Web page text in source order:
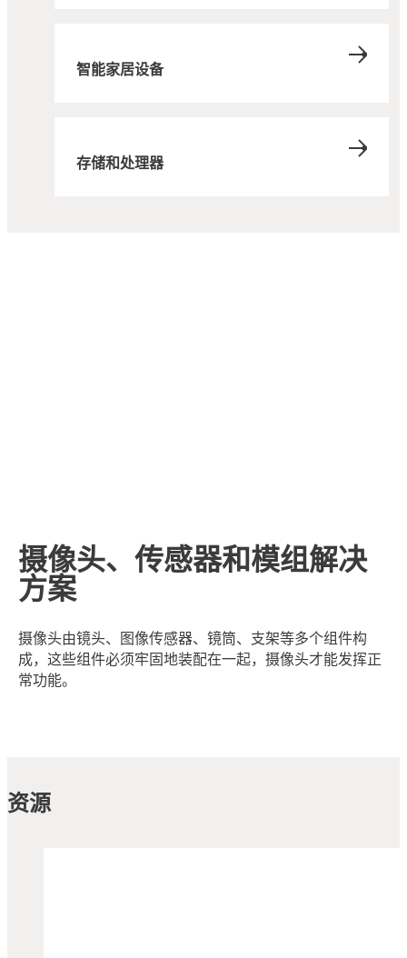
智能家居设备
存储和处理器
摄像头、传感器和模组解决
方案
摄像头由镜头、图像传感器、镜筒、支架等多个组件构
成，这些组件必须牢固地装配在一起，摄像头才能发挥正
常功能。
资源